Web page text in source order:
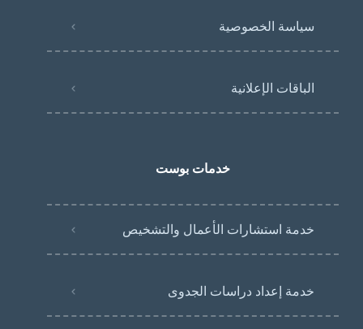
سياسة الخصوصية
الباقات الإعلانية
خدمات بوست
خدمة استشارات الأعمال والتشخيص
خدمة إعداد دراسات الجدوى